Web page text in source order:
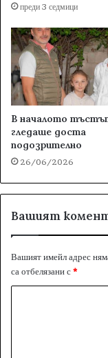
преди 3 седмици
В началото
гледаше доста
подозрително
26/06/2026
Вашият
Вашият имейл адрес
са отбелязани с*